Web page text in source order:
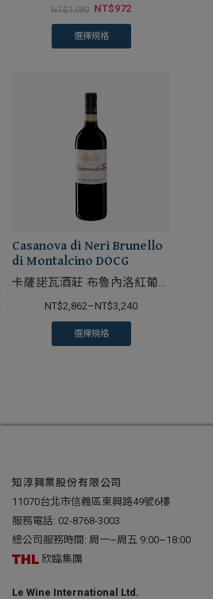
NT$1,080 NT$972
選擇規格
Casanova di Neri Brunello
di Montalcino DOCG
卡薩諾瓦酒莊 布魯內洛紅葡萄
NT$2,862–NT$3,240
選擇規格
知淳興業股份有限公司
11070台北市信義區東興路49號6樓
服務電話: 02-8768-3003
總公司服務時間: 周一~周五 9:00~18:00
欣臨集團
Le Wine International Ltd.